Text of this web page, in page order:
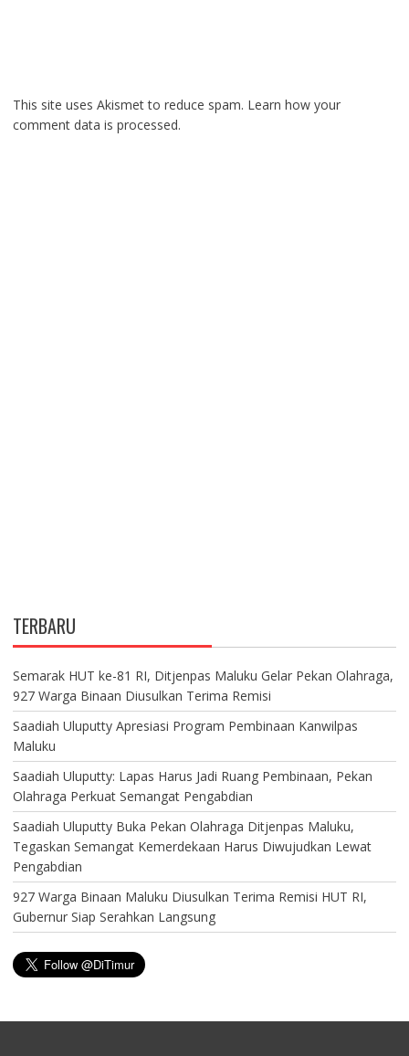
This site uses Akismet to reduce spam. Learn how your
comment data is processed.
TERBARU
Semarak HUT ke-81 RI, Ditjenpas Maluku Gelar Pekan Olahraga,
927 Warga Binaan Diusulkan Terima Remisi
Saadiah Uluputty Apresiasi Program Pembinaan Kanwilpas
Maluku
Saadiah Uluputty: Lapas Harus Jadi Ruang Pembinaan, Pekan
Olahraga Perkuat Semangat Pengabdian
Saadiah Uluputty Buka Pekan Olahraga Ditjenpas Maluku,
Tegaskan Semangat Kemerdekaan Harus Diwujudkan Lewat
Pengabdian
927 Warga Binaan Maluku Diusulkan Terima Remisi HUT RI,
Gubernur Siap Serahkan Langsung